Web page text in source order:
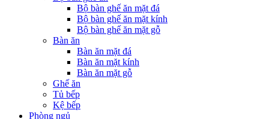
Bộ bàn ghế ăn mặt đá
Bộ bàn ghế ăn mặt kính
Bộ bàn ghế ăn mặt gỗ
Bàn ăn
Bàn ăn mặt đá
Bàn ăn mặt kính
Bàn ăn mặt gỗ
Ghế ăn
Tủ bếp
Kệ bếp
Phòng ngủ